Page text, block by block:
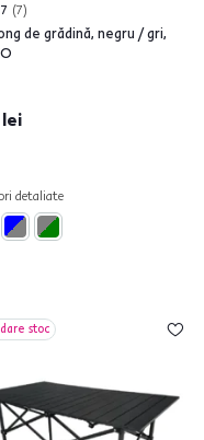
7
de grădină, negru / gri,
lei
detaliate
stoc